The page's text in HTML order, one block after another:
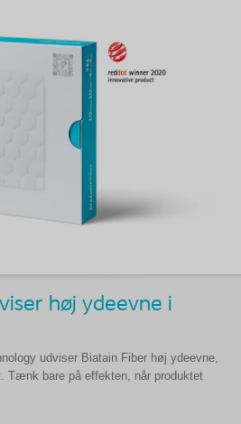
høj ydeevne i
udviser Biatain Fiber høj ydeevne,
Tænk bare på effekten, når produktet